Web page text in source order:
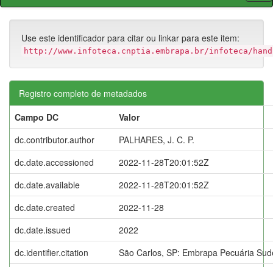
Use este identificador para citar ou linkar para este item:
http://www.infoteca.cnptia.embrapa.br/infoteca/
Registro completo de metadados
Campo DC
Valor
dc.contributor.author
PALHARES, J. C. P.
dc.date.accessioned
2022-11-28T20:01:52Z
dc.date.available
2022-11-28T20:01:52Z
dc.date.created
2022-11-28
dc.date.issued
2022
dc.identifier.citation
São Carlos, SP: Embrapa Pecuária